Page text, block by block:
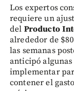
Los expertos
requiere un
del Producto
alrededor de
las semanas
anticipó
implementar
contener el